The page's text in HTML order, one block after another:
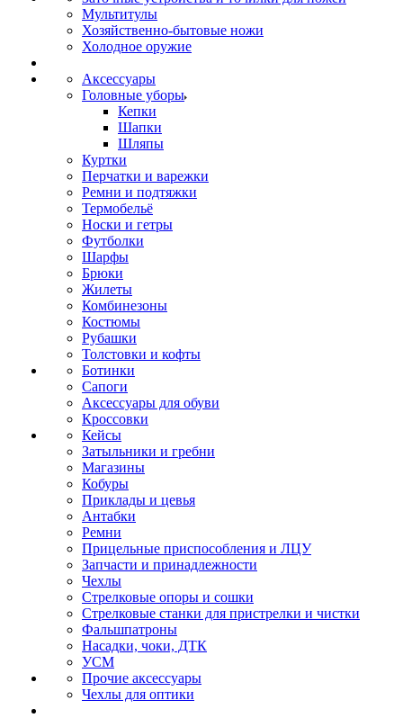
Мультитулы
Хозяйственно-бытовые ножи
Холодное оружие
Аксессуары
Головные уборы
Кепки
Шапки
Шляпы
Куртки
Перчатки и варежки
Ремни и подтяжки
Термобельё
Носки и гетры
Футболки
Шарфы
Брюки
Жилеты
Комбинезоны
Костюмы
Рубашки
Толстовки и кофты
Ботинки
Сапоги
Аксессуары для обуви
Кроссовки
Кейсы
Затыльники и гребни
Магазины
Кобуры
Приклады и цевья
Антабки
Ремни
Прицельные приспособления и ЛЦУ
Запчасти и принадлежности
Чехлы
Стрелковые опоры и сошки
Стрелковые станки для пристрелки и чистки
Фальшпатроны
Насадки, чоки, ДТК
УСМ
Прочие аксессуары
Чехлы для оптики